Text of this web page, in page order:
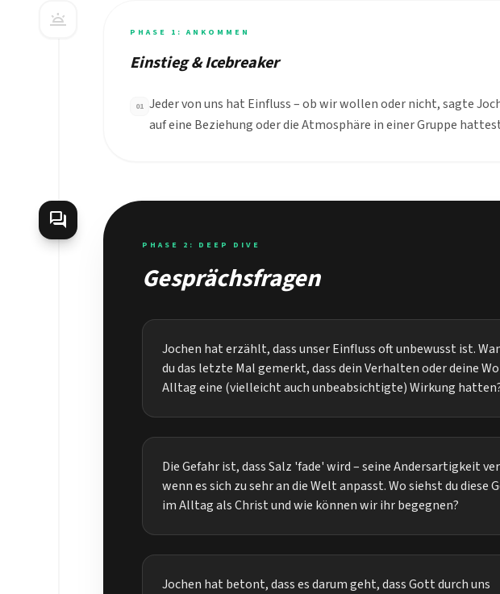
wb_twilight
PHASE 1: ANKOMMEN
Einstieg & Icebreaker
01 Jeder von uns hat Einfluss – ob wir wollen oder nicht, sagte
auf eine Beziehung oder die Atmosphäre in einer Gruppe
forum
PHASE 2: DEEP DIVE
Gesprächsfragen
Jochen hat erzählt, dass unser Einfluss oft unbewusst ist.
du das letzte Mal gemerkt, dass dein Verhalten oder deine
Alltag eine (vielleicht auch unbeabsichtigte) Wirkung
Die Gefahr ist, dass Salz 'fade' wird – seine Andersartigkeit
wenn es sich zu sehr an die Welt anpasst. Wo siehst du diese
im Alltag als Christ und wie können wir ihr begegnen?
Jochen hat betont, dass es darum geht, dass Gott durch uns